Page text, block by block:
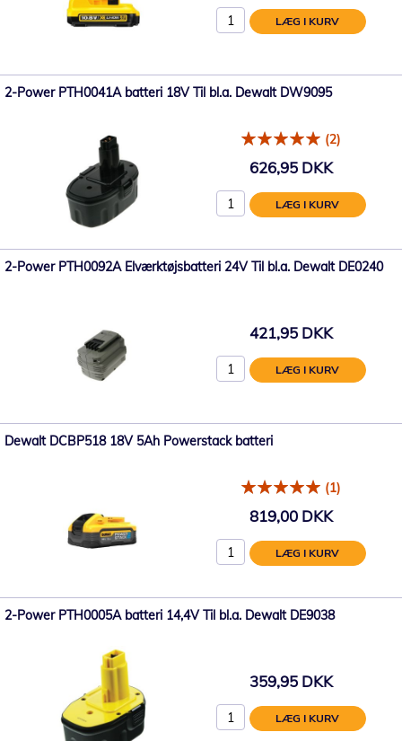
LÆG I KURV
2-Power PTH0041A batteri 18V Til bl.a. Dewalt DW9095
(2)
626,95 DKK
LÆG I KURV
2-Power PTH0092A Elværktøjsbatteri 24V Til bl.a. Dewalt DE0240
421,95 DKK
LÆG I KURV
Dewalt DCBP518 18V 5Ah Powerstack batteri
(1)
819,00 DKK
LÆG I KURV
2-Power PTH0005A batteri 14,4V Til bl.a. Dewalt DE9038
359,95 DKK
LÆG I KURV